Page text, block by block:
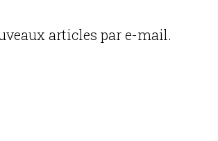
articles par e-mail.